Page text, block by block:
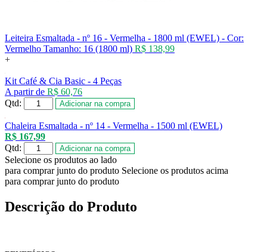
Leiteira Esmaltada - nº 16 - Vermelha - 1800 ml (EWEL) - Cor:
Vermelho Tamanho: 16 (1800 ml) R$ 138,99
+
Kit Café & Cia Basic - 4 Peças
A partir de R$ 60,76
Qtd:
Adicionar na compra
Chaleira Esmaltada - nº 14 - Vermelha - 1500 ml (EWEL)
R$ 167,99
Qtd:
Adicionar na compra
Selecione os produtos ao lado
para comprar junto do produto Selecione os produtos acima
para comprar junto do produto
Descrição do Produto